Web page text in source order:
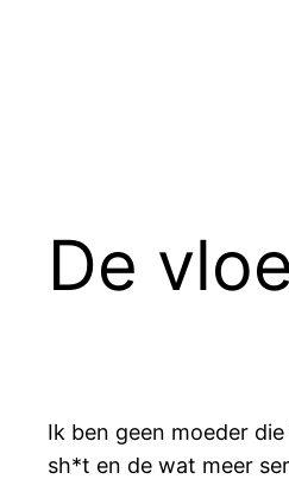
De
Ik ben geen moeder
sh*t en de wat meer